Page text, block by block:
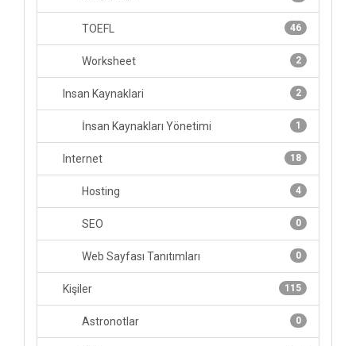
46
TOEFL
2
Worksheet
2
Insan Kaynaklari
1
İnsan Kaynakları Yönetimi
18
Internet
4
Hosting
0
SEO
0
Web Sayfası Tanıtımları
115
Kişiler
0
Astronotlar